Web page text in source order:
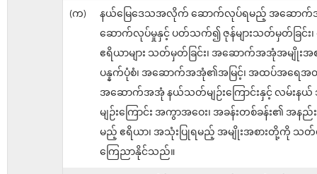
(က)
နယ်မြေဒေသအလိုက် ဆောက်လုပ်ရမည့် အဆော
ဆောက်လုပ်မှုနှင့် ပတ်သက်၍ ဇုန်များသတ်မှတ်ခြင်
ဧရိယာများ သတ်မှတ်ခြင်း၊ အဆောက်အအုံအမျိုးအစာ
ပန္နက်ပုံစံ၊ အဆောက်အအုံ၏အမြင့်၊ အထပ်အရေအ
အဆောက်အအုံ နယ်သတ်မျဉ်းကြောင်းနှင့် လမ်းန
မျဉ်းကြောင်း အကွာအဝေး၊ အခန်းတစ်ခန်း၏ အနည်
မည့် ဧရိယာ၊ အသုံးပြုရမည့် အမျိုးအစားတို့ကို သ
ကြေညာနိုင်သည်။